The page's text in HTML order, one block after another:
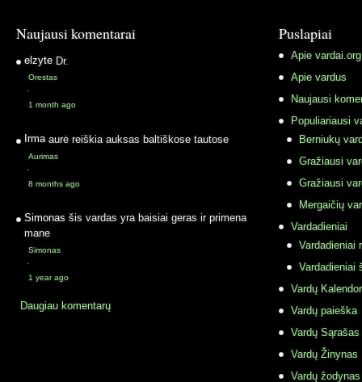
Naujausi komentarai
elzyte Dr.
Orestas
·
1 month ago
Irma aurė reiškia auksas baltiškose tautose
Aurimas
·
8 months ago
Simonas šis vardas yra baisiai geras ir primena
mane
Simonas
·
1 year ago
Daugiau komentarų
Puslapiai
Apie vardai.org
Apie vardus
Naujausi
Populiariausi
Berniukų
Gražiausi
Gražiausi
Mergaičių
Vardadieniai
Vardadieniai
Vardadieniai
Vardų
Vardų paieška
Vardų Sąrašas
Vardų Žinynas
Vardų